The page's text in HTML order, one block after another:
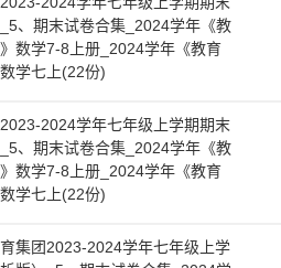
、期末试卷合集_2024学年《教
数学7-8上册_2024学年《教育
学七上(22份)
2024学年七年级上学期期末
、期末试卷合集_2024学年《教
数学7-8上册_2024学年《教育
学七上(22份)
集团2023-2024学年七年级上学